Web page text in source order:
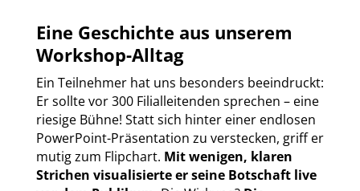
Eine Geschichte aus unserem
Workshop-Alltag
Ein Teilnehmer hat uns besonders beeindruckt:
Er sollte vor 300 Filialleitenden sprechen – eine
riesige Bühne! Statt sich hinter einer endlosen
PowerPoint-Präsentation zu verstecken, griff er
mutig zum Flipchart. Mit wenigen, klaren
Strichen visualisierte er seine Botschaft live